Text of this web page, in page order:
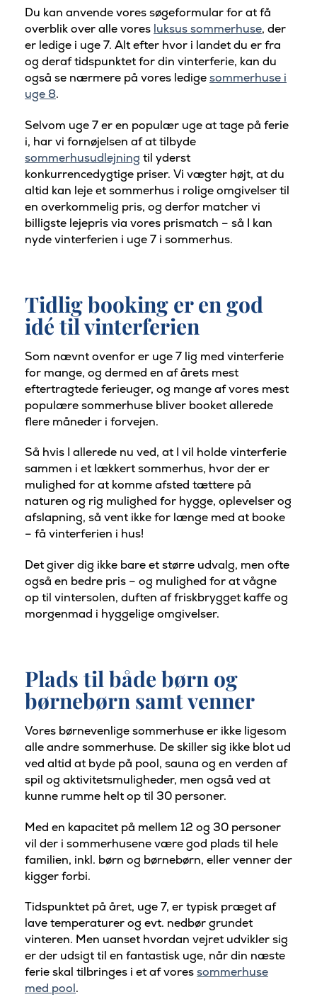
Du kan anvende vores søgeformular for at få
overblik over alle vores luksus sommerhuse, der
er ledige i uge 7. Alt efter hvor i landet du er fra
og deraf tidspunktet for din vinterferie, kan du
også se nærmere på vores ledigesommerhuse i
uge 8.
Selvom uge 7 er en populær uge at tage på ferie
i, har vi fornøjelsen af at tilbyde
sommerhusudlejning til yderst
konkurrencedygtige priser. Vi vægter højt, at du
altid kan leje et sommerhus i rolige omgivelser til
en overkommelig pris, og derfor matcher vi
billigste lejepris via vores prismatch – så I kan
nyde vinterferien i uge 7 i sommerhus.
Tidlig booking er en god
idé til vinterferien
Som nævnt ovenfor er uge 7 lig med vinterferie
for mange, og dermed en af årets mest
eftertragtede ferieuger, og mange af vores mest
populære sommerhuse bliver booket allerede
flere måneder i forvejen.
Så hvis I allerede nu ved, at I vil holde vinterferie
sammen i et lækkert sommerhus, hvor der er
mulighed for at komme afsted tættere på
naturen og rig mulighed for hygge, oplevelser og
afslapning, så vent ikke for længe med at booke
– få vinterferien i hus!
Det giver dig ikke bare et større udvalg, men ofte
også en bedre pris – og mulighed for at vågne
op til vintersolen, duften af friskbrygget kaffe og
morgenmad i hyggelige omgivelser.
Plads til både børn og
børnebørn samt venner
Vores børnevenlige sommerhuse er ikke ligesom
alle andre sommerhuse. De skiller sig ikke blot ud
ved altid at byde på pool, sauna og en verden af
spil og aktivitetsmuligheder, men også ved at
kunne rumme helt op til 30 personer.
Med en kapacitet på mellem 12 og 30 personer
vil der i sommerhusene være god plads til hele
familien, inkl. børn og børnebørn, eller venner der
kigger forbi.
Tidspunktet på året, uge 7, er typisk præget af
lave temperaturer og evt. nedbør grundet
vinteren. Men uanset hvordan vejret udvikler sig
er der udsigt til en fantastisk uge, når din næste
ferie skal tilbringes i et af voressommerhuse
med pool.